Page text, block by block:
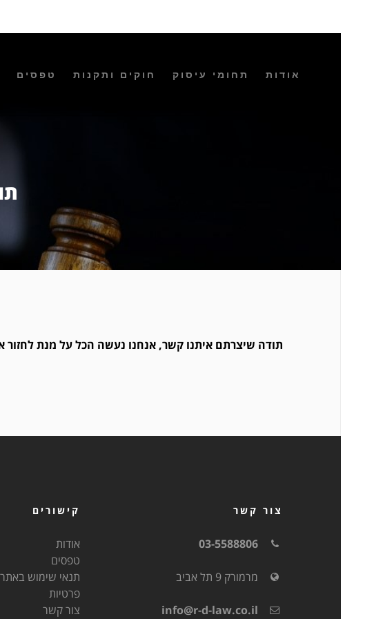
אודות תחומי עיסוק חוקים ותקנות טפסים
תודה שיצרתם איתנו קשר, אנחנו נעשה הכל על מנת לחזור
צור קשר
03-5588806
מרמורק 9 תל אביב
info@r-d-law.co.il
קישורים
אודות
טפסים
תנאי שימוש באתר
פרטיות
צור קשר